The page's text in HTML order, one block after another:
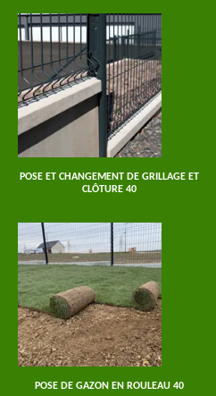
POSE ET CHANGEMENT DE GRILLAGE ET
CLÔTURE 40
POSE DE GAZON EN ROULEAU 40